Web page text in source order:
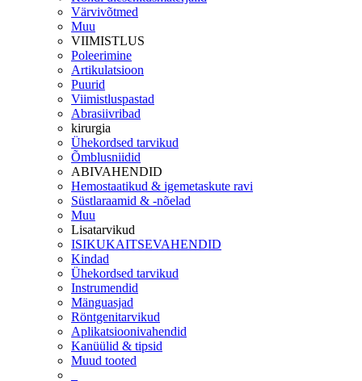
Värvivõtmed
Muu
VIIMISTLUS
Poleerimine
Artikulatsioon
Puurid
Viimistluspastad
Abrasiivribad
kirurgia
Ühekordsed tarvikud
Õmblusniidid
ABIVAHENDID
Hemostaatikud & igemetaskute ravi
Süstlaraamid & -nõelad
Muu
Lisatarvikud
ISIKUKAITSEVAHENDID
Kindad
Ühekordsed tarvikud
Instrumendid
Mänguasjad
Röntgenitarvikud
Aplikatsioonivahendid
Kanüülid & tipsid
Muud tooted